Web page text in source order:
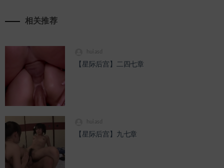
相关推荐
【星际后宫】二四七章
【星际后宫】九七章